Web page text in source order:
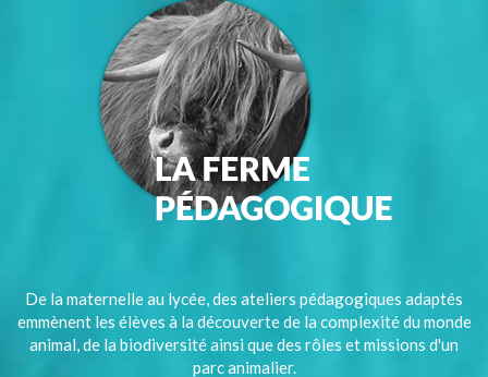
De la maternelle au lycée, des ateliers pédagogiques adaptés
emmènent les élèves à la découverte de la complexité du monde
animal, de la biodiversité ainsi que des rôles et missions d'un
parc animalier.